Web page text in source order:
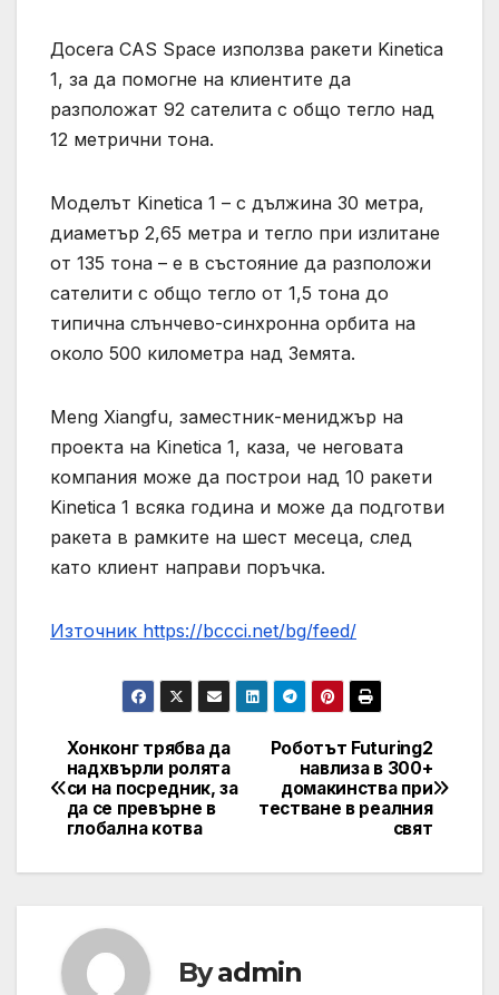
Досега CAS Space използва ракети Kinetica
1, за да помогне на клиентите да
разположат 92 сателита с общо тегло над
12 метрични тона.
Моделът Kinetica 1 – с дължина 30 метра,
диаметър 2,65 метра и тегло при излитане
от 135 тона – е в състояние да разположи
сателити с общо тегло от 1,5 тона до
типична слънчево-синхронна орбита на
около 500 километра над Земята.
Meng Xiangfu, заместник-мениджър на
проекта на Kinetica 1, каза, че неговата
компания може да построи над 10 ракети
Kinetica 1 всяка година и може да подготви
ракета в рамките на шест месеца, след
като клиент направи поръчка.
Източник https://bccci.net/bg/feed/
Post
navigation
Роботът Futuring2
навлиза в 300+
домакинства при
тестване в реалния
свят
Хонконг трябва да
надхвърли ролята
си на посредник, за
да се превърне в
глобална котва
Byadmin